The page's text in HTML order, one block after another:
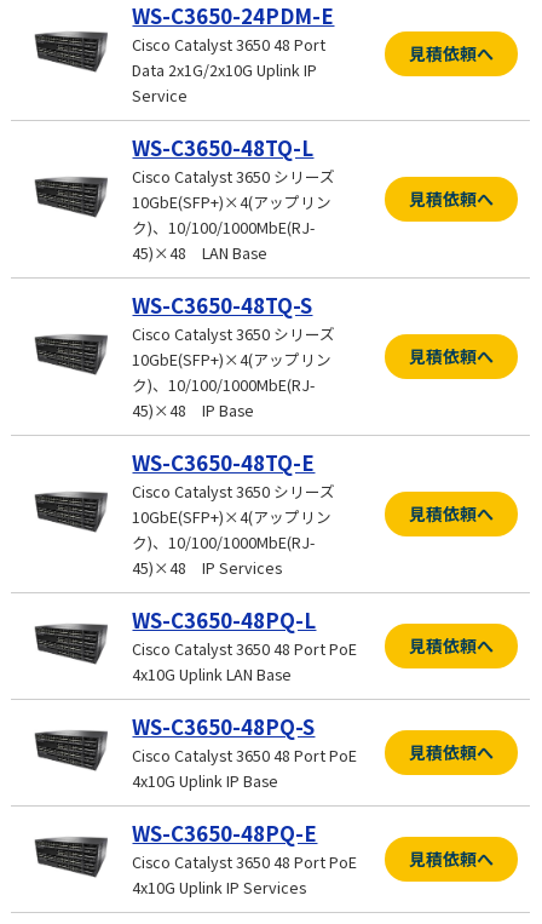
WS-C3650-24PDM-E
Cisco Catalyst 3650 48 Port
Data 2x1G/2x10G Uplink IP
Service
見積依頼へ
WS-C3650-48TQ-L
Cisco Catalyst 3650 シリーズ
10GbE(SFP+)×4(アップリン
ク)、10/100/1000MbE(RJ-
45)×48 LAN Base
見積依頼へ
WS-C3650-48TQ-S
Cisco Catalyst 3650 シリーズ
10GbE(SFP+)×4(アップリン
ク)、10/100/1000MbE(RJ-
45)×48 IP Base
見積依頼へ
WS-C3650-48TQ-E
Cisco Catalyst 3650 シリーズ
10GbE(SFP+)×4(アップリン
ク)、10/100/1000MbE(RJ-
45)×48 IP Services
見積依頼へ
WS-C3650-48PQ-L
Cisco Catalyst 3650 48 Port PoE
4x10G Uplink LAN Base
見積依頼へ
WS-C3650-48PQ-S
Cisco Catalyst 3650 48 Port PoE
4x10G Uplink IP Base
見積依頼へ
WS-C3650-48PQ-E
Cisco Catalyst 3650 48 Port PoE
4x10G Uplink IP Services
見積依頼へ